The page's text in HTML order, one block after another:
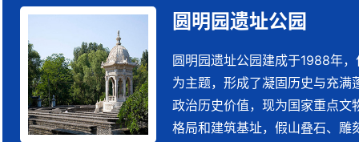
圆明园遗址公园
圆明园遗址公园建成于1988年
为主题，形成了凝固历史与充
政治历史价值，现为国家重点文
格局和建筑基址，假山叠石、雕